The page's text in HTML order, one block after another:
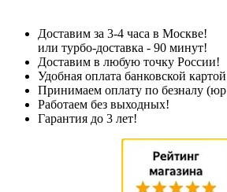
Доставим за 3-4 часа в Москве!
или турбо-доставка - 90 минут!
Доставим в любую точку России!
Удобная оплата банковской
Принимаем оплату по безналу
Работаем без выходных!
Гарантия до 3 лет!